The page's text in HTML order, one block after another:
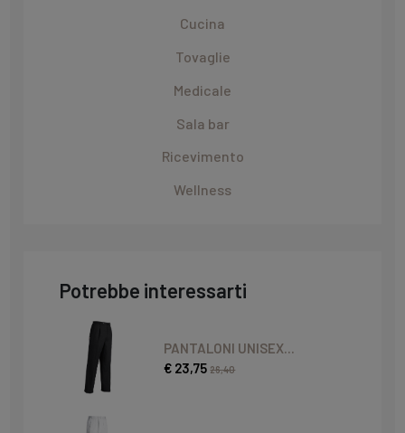
Cucina
Tovaglie
Medicale
Sala bar
Ricevimento
Wellness
Potrebbe interessarti
PANTALONI UNISEX...
€ 23,7526,40